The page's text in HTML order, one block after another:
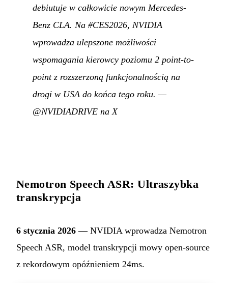
debiutuje w całkowicie nowym Mercedes-
Benz CLA. Na #CES2026, NVIDIA
wprowadza ulepszone możliwości
wspomagania kierowcy poziomu 2 point-to-
point z rozszerzoną funkcjonalnością na
drogi w USA do końca tego roku. —
@NVIDIADRIVE na X
Nemotron Speech ASR: Ultraszybka
transkrypcja
6 stycznia 2026 — NVIDIA wprowadza Nemotron
Speech ASR, model transkrypcji mowy open-source
z rekordowym opóźnieniem 24ms.